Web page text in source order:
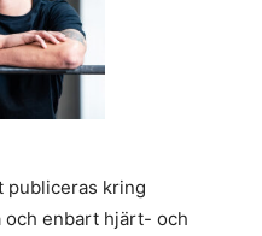
publiceras kring
och enbart hjärt- och